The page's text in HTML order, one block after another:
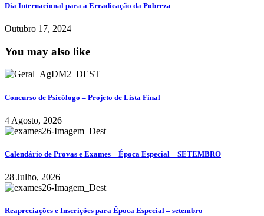
Dia Internacional para a Erradicação da Pobreza
Outubro 17, 2024
You may also like
Concurso de Psicólogo – Projeto de Lista Final
4 Agosto, 2026
Calendário de Provas e Exames – Época Especial – SETEMBRO
28 Julho, 2026
Reapreciações e Inscrições para Época Especial – setembro